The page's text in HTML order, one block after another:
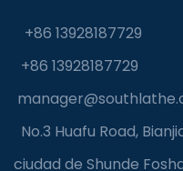
+86 13928187729
+86 13928187729
No.3 Huafu Road,
ciudad de Shunde